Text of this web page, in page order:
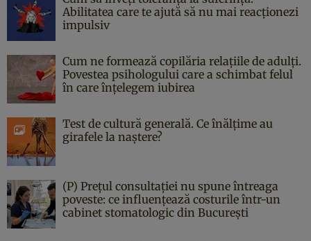
Abilitatea care te ajută să nu mai reacționezi
impulsiv
Cum ne formează copilăria relațiile de adulți.
Povestea psihologului care a schimbat felul
în care înțelegem iubirea
Test de cultură generală. Ce înălțime au
girafele la naștere?
(P) Prețul consultației nu spune întreaga
poveste: ce influențează costurile într-un
cabinet stomatologic din București